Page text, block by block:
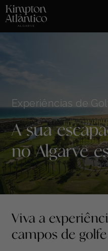
Experiências de
A sua
no Algarve
Viva a
campos de